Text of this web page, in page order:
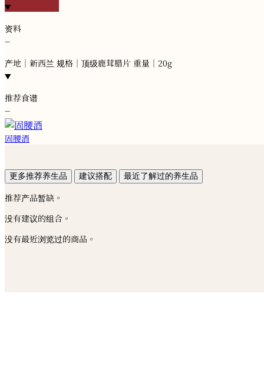
资料
−
产地｜新西兰 规格｜顶级鹿茸腊片 重量｜20g
推荐食谱
−
固腰酒
更多推荐养生品 建议搭配 最近了解过的养生品
推荐产品暂缺。
没有建议的组合。
没有最近浏览过的商品。